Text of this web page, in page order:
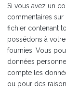
Si vous avez un
commentaires
fichier contenant
possédons à
fournies. Vous
données
compte les
ou pour des